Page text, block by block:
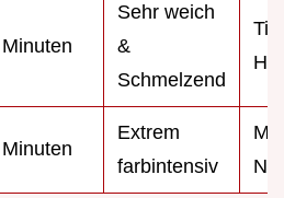
Sehr weich
&
Schmelzend
Extrem
farbintensiv